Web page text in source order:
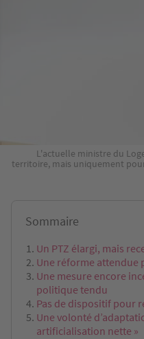
L'actuelle ministre du
territoire, mais uniquement
Sommaire
Un PTZ élargi, mais
Une réforme attendue
Une mesure encore
politique tendu
Pas de dispositif pour
Une volonté
artificialisation nette »